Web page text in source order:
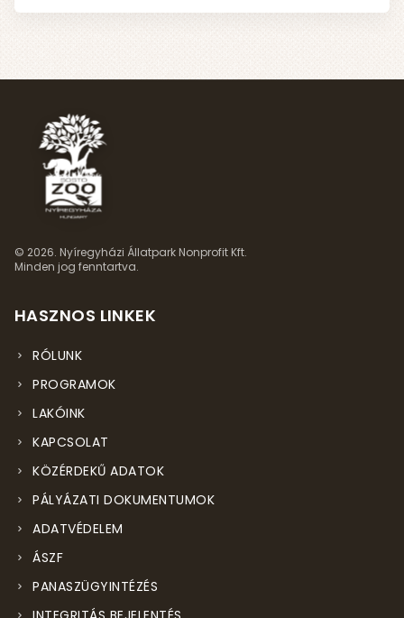
© 2026. Nyíregyházi Állatpark Nonprofit Kft.
Minden jog fenntartva.
HASZNOS LINKEK
RÓLUNK
PROGRAMOK
LAKÓINK
KAPCSOLAT
KÖZÉRDEKŰ ADATOK
PÁLYÁZATI DOKUMENTUMOK
ADATVÉDELEM
ÁSZF
PANASZÜGYINTÉZÉS